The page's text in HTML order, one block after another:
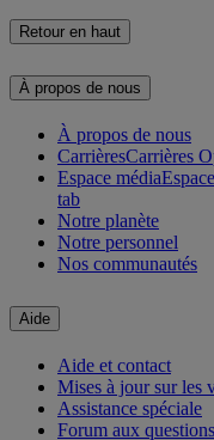
Retour en haut
À propos de nous
À propos de nous
CarrièresCarrières
Espace média
tab
Notre planète
Notre personnel
Nos communautés
Aide
Aide et contact
Mises à jour sur les
Assistance spéciale
Forum aux questions